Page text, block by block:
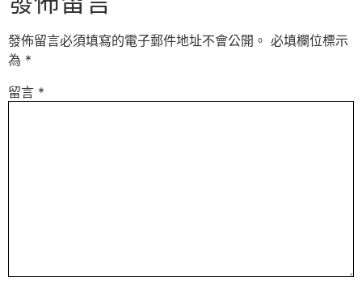
發佈留言必須填寫的電子郵件地址不會公開。 必填欄位標示
為 *
留言 *